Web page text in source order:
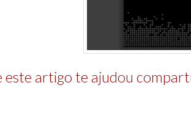
este artigo te ajudou